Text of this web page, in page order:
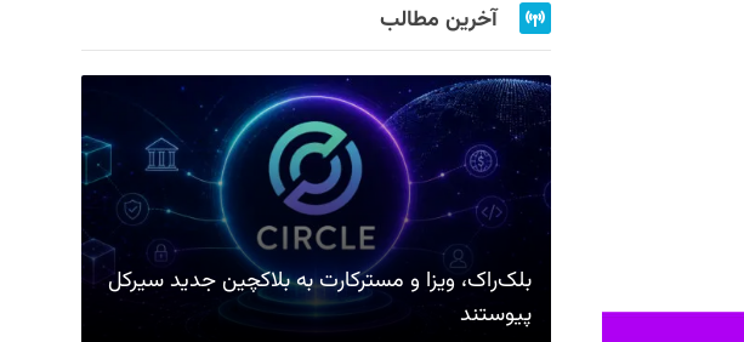
آخرین مطالب
بلک‌راک، ویزا و مسترکارت به بلاکچین جدید سیرکل
پیوستند